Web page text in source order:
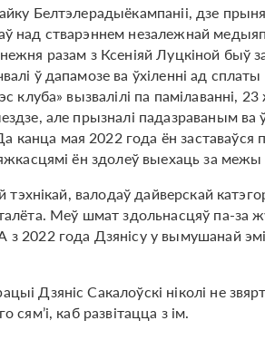
Белтэлерадыёкампаніі, дзе
над стварэннем незалежнай
разам з Ксеніяй Луцкіной быў
ў дапамозе ва ўхіленні ад
клуба» вызвалілі па памілаванні,
але прызналі падазраваным ва
мая 2022 года ён заставаўся
ён здолеў выехаць за межы
тэхнікай, валодаў дайверскай
Меў шмат здольнасцяў па-за
2022 года Дзянісу у вымушанай
Дзяніс Сакалоўскі ніколі не
каб развітацца з ім.